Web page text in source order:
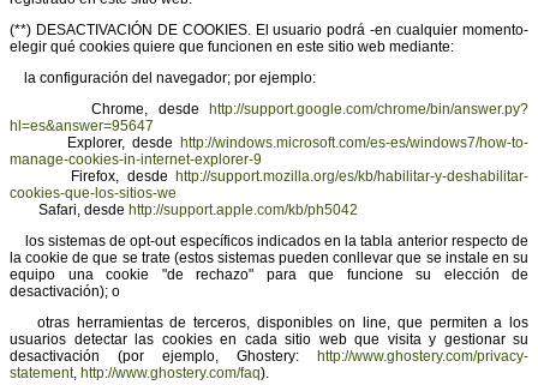
(**) DESACTIVACIÓN DE COOKIES. El usuario podrá -en cualquier momento-
elegir qué cookies quiere que funcionen en este sitio web mediante:
la configuración del navegador; por ejemplo:
Chrome, desde
http://support.google.com/chrome/bin/answer.py?
hl=es&answer=95647
Explorer, desde http://windows.microsoft.com/es-es/windows7/how-to-
manage-cookies-in-internet-explorer-9
Firefox, desde http://support.mozilla.org/es/kb/habilitar-y-deshabilitar-
cookies-que-los-sitios-we
Safari, desde http://support.apple.com/kb/ph5042
los sistemas de opt-out específicos indicados en la tabla anterior respecto de
la cookie de que se trate (estos sistemas pueden conllevar que se instale en su
equipo una cookie "de rechazo" para que funcione su elección de
desactivación); o
otras herramientas de terceros, disponibles on line, que permiten a los
usuarios detectar las cookies en cada sitio web que visita y gestionar su
desactivación (por ejemplo, Ghostery:
http://www.ghostery.com/privacy-
statement, http://www.ghostery.com/faq).